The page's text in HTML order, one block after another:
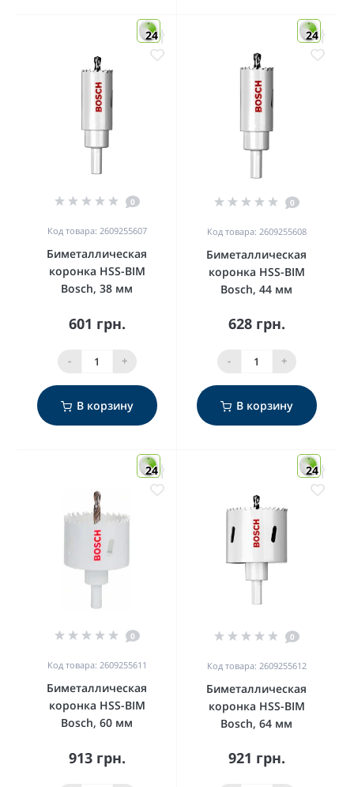
24
0
Код товара: 2609255607
Биметаллическая
коронка HSS-BIM
Bosch, 38 мм
601 грн.
- +
В корзину
24
0
Код товара: 2609255608
Биметаллическая
коронка HSS-BIM
Bosch, 44 мм
628 грн.
- +
В корзину
24
0
Код товара: 2609255611
Биметаллическая
коронка HSS-BIM
Bosch, 60 мм
913 грн.
24
0
Код товара: 2609255612
Биметаллическая
коронка HSS-BIM
Bosch, 64 мм
921 грн.